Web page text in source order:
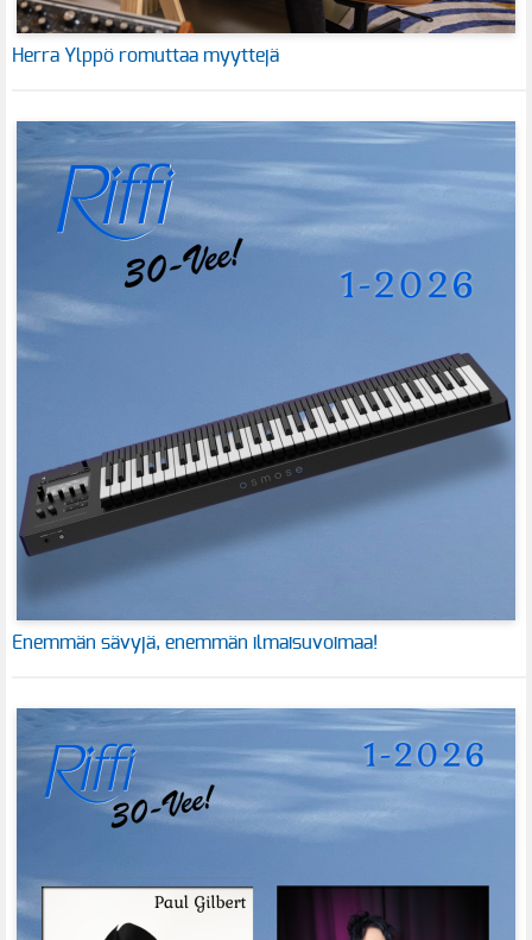
Herra Ylppö romuttaa myyttejä
Enemmän sävyjä, enemmän ilmaisuvoimaa!